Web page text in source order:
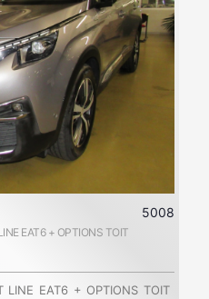
5008
EAT6 + OPTIONS TOIT
LINE EAT6 + OPTIONS TOIT